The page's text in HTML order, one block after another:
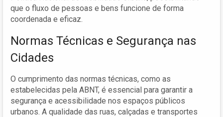
que o fluxo de pessoas e bens funcione de forma
coordenada e eficaz.
Normas Técnicas e Segurança nas
Cidades
O cumprimento das normas técnicas, como as
estabelecidas pela ABNT, é essencial para garantir a
segurança e acessibilidade nos espaços públicos
urbanos. A qualidade das ruas, calçadas e transportes